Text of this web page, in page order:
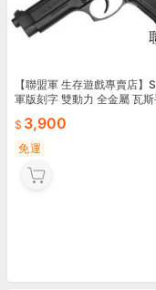
【聯盟軍 生存遊戲專賣店】
軍版刻字 雙動力 全金屬 瓦
3,900
免運